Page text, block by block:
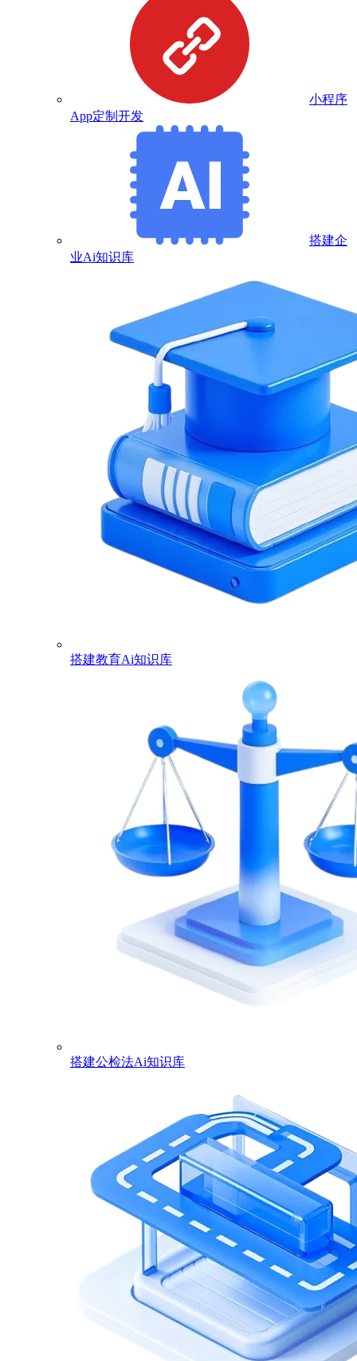
小程序
App定制开发
搭建企
业Ai知识库
搭建教育Ai知识库
搭建公检法Ai知识库